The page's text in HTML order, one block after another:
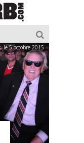
le 5 octobre 2015